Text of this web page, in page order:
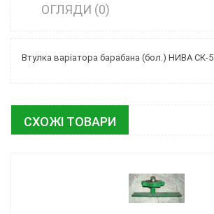
ОГЛЯДИ (0)
Втулка варіатора барабана (бол.) НИВА СК-5
СХОЖІ ТОВАРИ